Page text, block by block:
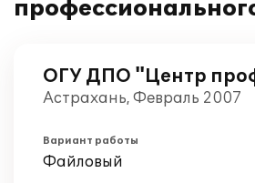
ОГУ ДПО "Центр
Астрахань, Февраль 2007
Вариант работы
Файловый